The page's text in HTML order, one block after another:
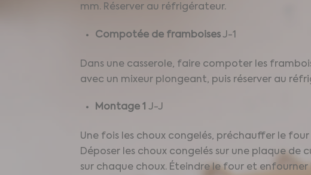
mm. Réserver au réfrigérateur.
Compotée de framboisesJ-1
Dans une casserole, faire compoter les
avec un mixeur plongeant, puis réserver au
Montage 1J-J
Une fois les choux congelés, préchauffer le four
Déposer les choux congelés sur une plaque de
sur chaque choux. Éteindre le four et